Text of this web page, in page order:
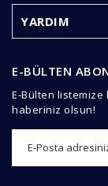
Ürün
YARDIM
E-BÜLTEN
E-Bülten
haberiniz olsun!